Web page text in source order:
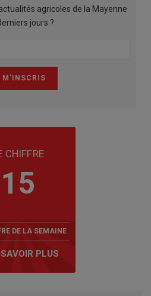
agricoles de la Mayenne
jours ?
CHIFFRE
15
DE LA SEMAINE
PLUS